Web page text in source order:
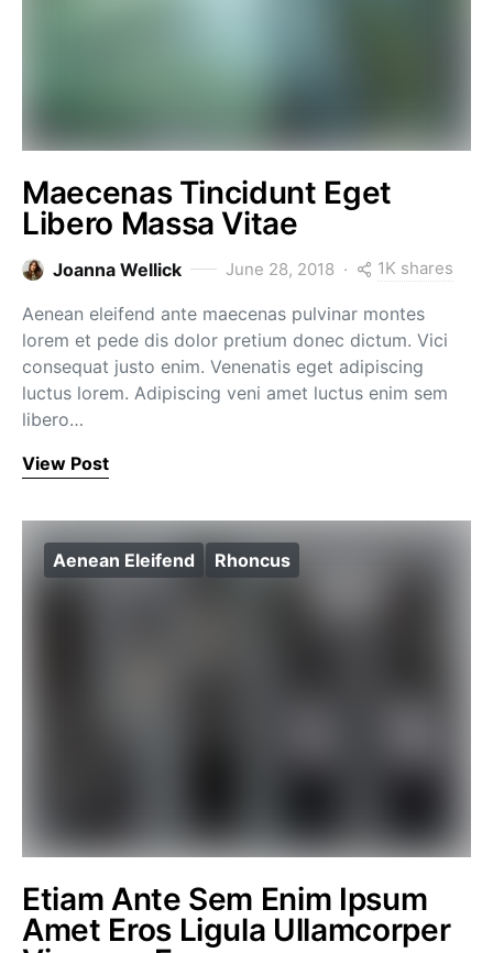
Maecenas Tincidunt Eget
Libero Massa Vitae
Joanna Wellick June 28, 2018 1K shares
Aenean eleifend ante maecenas pulvinar montes
lorem et pede dis dolor pretium donec dictum. Vici
consequat justo enim. Venenatis eget adipiscing
luctus lorem. Adipiscing veni amet luctus enim sem
libero…
View Post
Aenean Eleifend Rhoncus
Etiam Ante Sem Enim Ipsum
Amet Eros Ligula Ullamcorper